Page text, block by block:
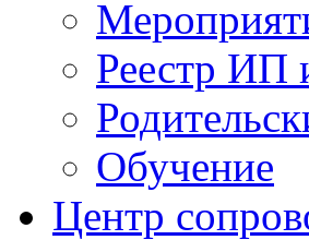
Реестр
Обучение
Центр